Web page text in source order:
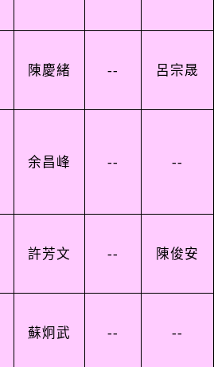
陳慶緒 -- 呂宗晟
余昌峰 -- --
許芳文 -- 陳俊安
蘇炯武 -- --